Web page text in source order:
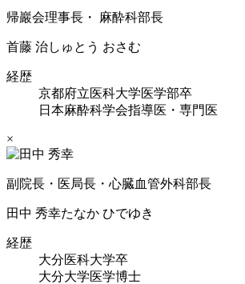
帰巖会理事長・ 麻酔科部長
首藤 治しゅとう おさむ
経歴
京都府立医科大学医学部卒
日本麻酔科学会指導医・専門医
×
副院長・医局長・心臓血管外科部長
田中 秀幸たなか ひでゆき
経歴
大分医科大学卒
大分大学医学博士